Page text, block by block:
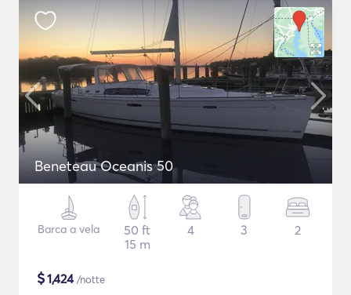
Beneteau Oceanis 50
Barca a vela
50 ft
15 m
4 3 2
$1,424/notte